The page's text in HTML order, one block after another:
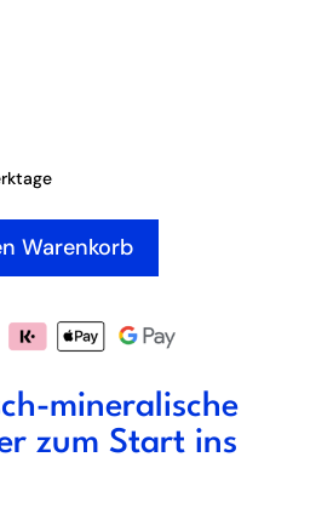
Warenkorb
mineralische
zum Start ins